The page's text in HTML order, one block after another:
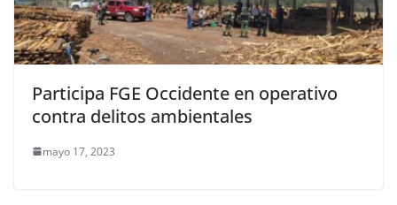
Participa FGE Occidente en operativo
contra delitos ambientales
mayo 17, 2023